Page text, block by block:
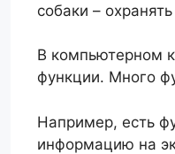
собаки –
В компьютерном
функции. Много
Например, есть
информацию на